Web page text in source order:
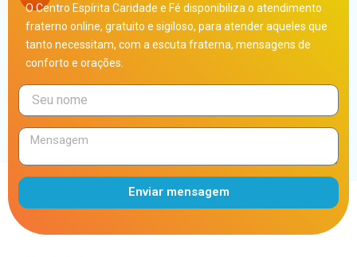
O Centro Espírita Caridade e Fé disponibiliza o atendimento
fraterno online, gratuito e sigiloso, para atender aqueles que
tanto necessitam, com a escuta fraterna, mensagens de
conforto e orações.
Enviar mensagem